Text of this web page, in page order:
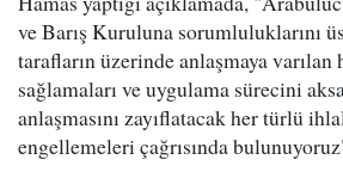
ve Barış Kuruluna sorumluluklarını
tarafların üzerinde anlaşmaya varılan
sağlamaları ve uygulama sürecini
anlaşmasını zayıflatacak her türlü
engellemeleri çağrısında